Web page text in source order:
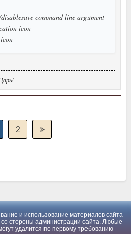
command line argument
icon
2
и использование материалов сайта
стороны администрации сайта. Любые
удалится по первому требованию